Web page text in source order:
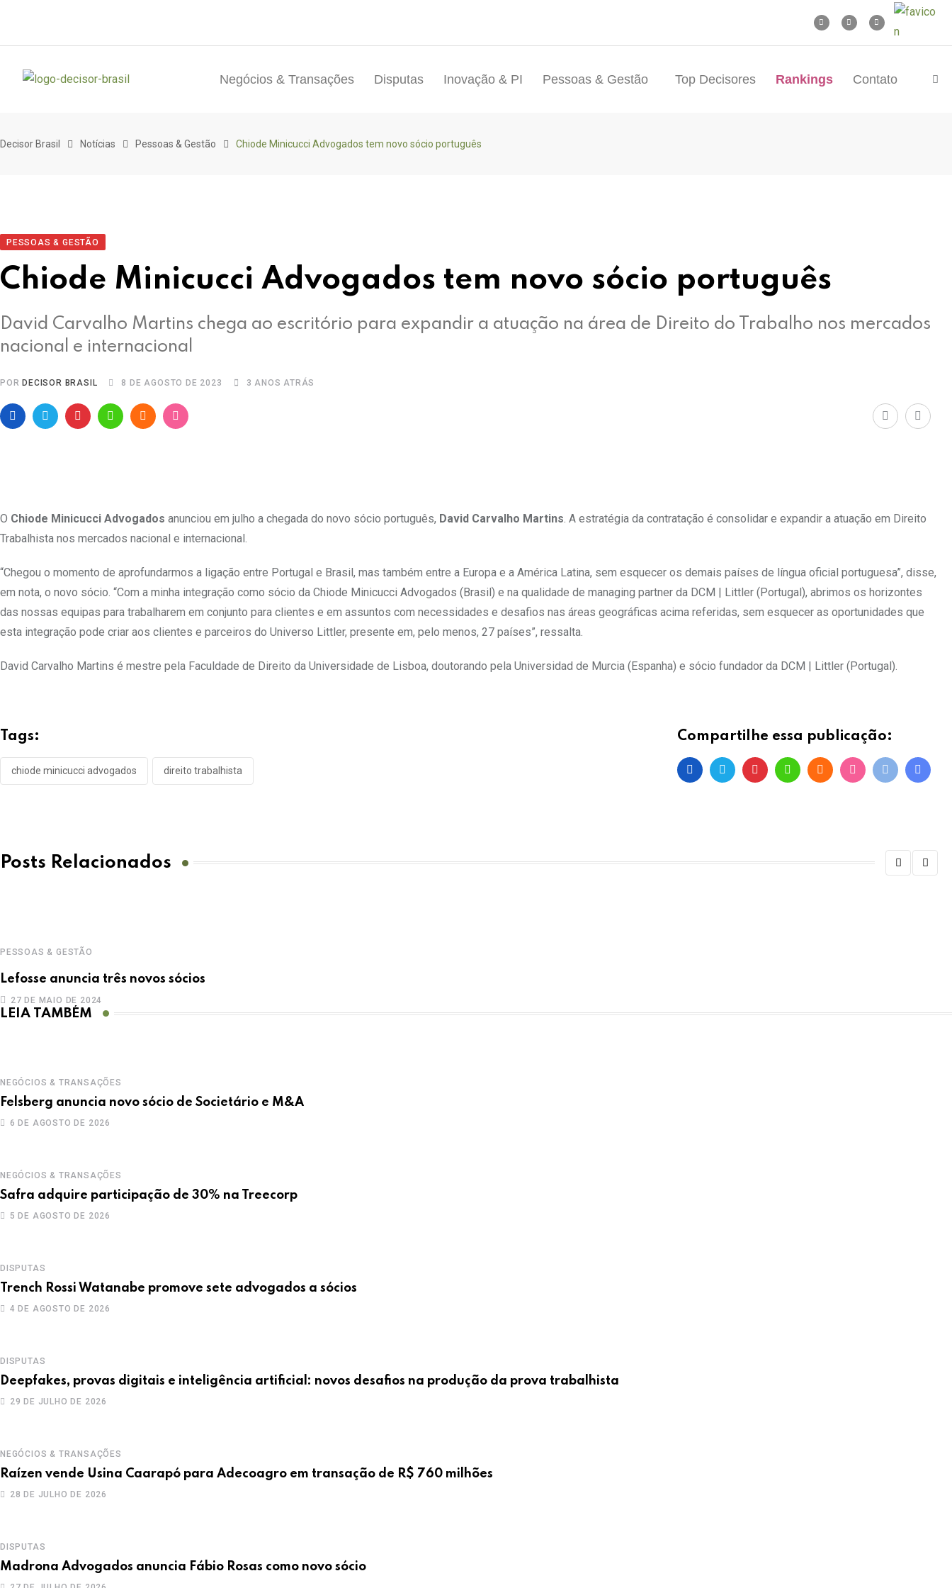
Negócios & Transações Disputas Inovação & PI Pessoas & Gestão Top Decisores Rankings Contato
Decisor Brasil Notícias Pessoas & Gestão Chiode Minicucci Advogados tem novo sócio português
PESSOAS & GESTÃO
Chiode Minicucci Advogados tem novo sócio português
David Carvalho Martins chega ao escritório para expandir a atuação na área de Direito do Trabalho nos mercados
nacional e internacional
POR DECISOR BRASIL 8 DE AGOSTO DE 2023 3 ANOS ATRÁS
O Chiode Minicucci Advogados anunciou em julho a chegada do novo sócio português, David Carvalho Martins. A estratégia da contratação é consolidar e expandir a atuação em Direito
Trabalhista nos mercados nacional e internacional.
“Chegou o momento de aprofundarmos a ligação entre Portugal e Brasil, mas também entre a Europa e a América Latina, sem esquecer os demais países de língua oficial portuguesa”, disse,
em nota, o novo sócio. “Com a minha integração como sócio da Chiode Minicucci Advogados (Brasil) e na qualidade de managing partner da DCM | Littler (Portugal), abrimos os horizontes
das nossas equipas para trabalharem em conjunto para clientes e em assuntos com necessidades e desafios nas áreas geográficas acima referidas, sem esquecer as oportunidades que
esta integração pode criar aos clientes e parceiros do Universo Littler, presente em, pelo menos, 27 países”, ressalta.
David Carvalho Martins é mestre pela Faculdade de Direito da Universidade de Lisboa, doutorando pela Universidad de Murcia (Espanha) e sócio fundador da DCM | Littler (Portugal).
Tags:
chiode minicucci advogados direito trabalhista
Compartilhe essa publicação:
Posts Relacionados
PESSOAS & GESTÃO
Lefosse anuncia três novos sócios
27 DE MAIO DE 2024
LEIA TAMBÉM
NEGÓCIOS & TRANSAÇÕES
Felsberg anuncia novo sócio de Societário e M&A
6 DE AGOSTO DE 2026
NEGÓCIOS & TRANSAÇÕES
Safra adquire participação de 30% na Treecorp
5 DE AGOSTO DE 2026
DISPUTAS
Trench Rossi Watanabe promove sete advogados a sócios
4 DE AGOSTO DE 2026
DISPUTAS
Deepfakes, provas digitais e inteligência artificial: novos desafios na produção da prova trabalhista
29 DE JULHO DE 2026
NEGÓCIOS & TRANSAÇÕES
Raízen vende Usina Caarapó para Adecoagro em transação de R$ 760 milhões
28 DE JULHO DE 2026
DISPUTAS
Madrona Advogados anuncia Fábio Rosas como novo sócio